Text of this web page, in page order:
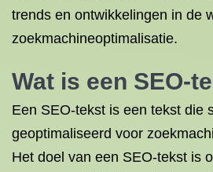
trends en ontwikkelingen in de
zoekmachineoptimalisatie.
Wat is een SEO-
Een SEO-tekst is een tekst die
geoptimaliseerd voor
Het doel van een SEO-tekst is